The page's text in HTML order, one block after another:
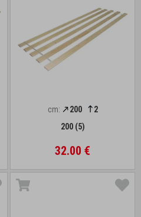
cm: 200
2
200 (5)
32.00 €